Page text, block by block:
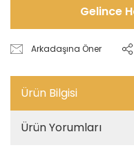
Gelince
Arkadaşına Öner
Ürün Bilgisi
Ürün Yorumları